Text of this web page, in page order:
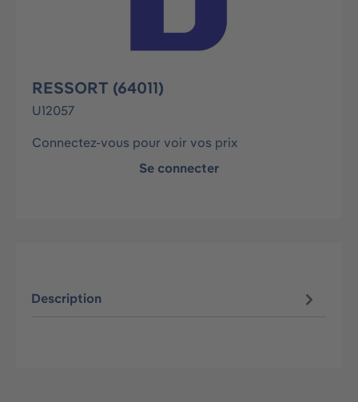
RESSORT (64011)
U12057
Connectez-vous pour voir vos prix
Se connecter
Description